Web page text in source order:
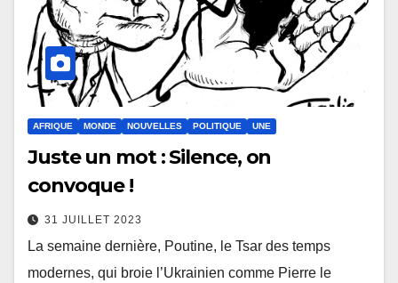
AFRIQUE MONDE NOUVELLES POLITIQUE UNE
Juste un mot : Silence, on
convoque !
31 JUILLET 2023
La semaine dernière, Poutine, le Tsar des temps
modernes, qui broie l’Ukrainien comme Pierre le